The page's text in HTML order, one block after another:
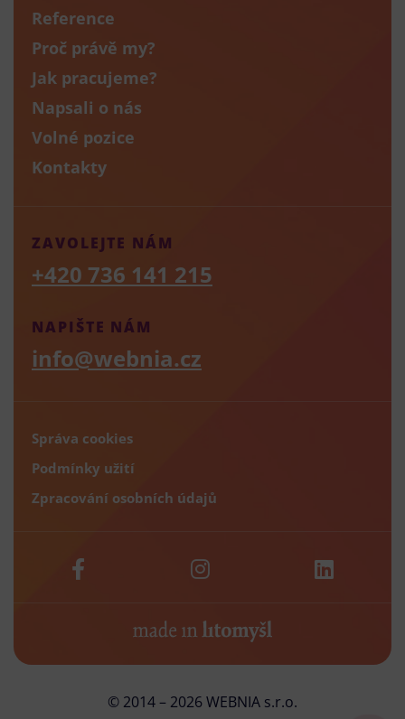
Reference
Proč právě my?
Jak pracujeme?
Napsali o nás
Volné pozice
Kontakty
NAPIŠTE NÁM
info@webnia.cz
ZAVOLEJTE NÁM
+420 736 141 215
Správa cookies
Podmínky užití
Zpracování osobních údajů
© 2014 – 2026 WEBNIA s.r.o.